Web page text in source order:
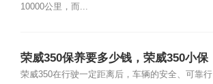
10000公里，而...
荣威350保养要多少钱，荣威350小保
养费用
荣威350在行驶一定距离后，车辆的安全、可靠行